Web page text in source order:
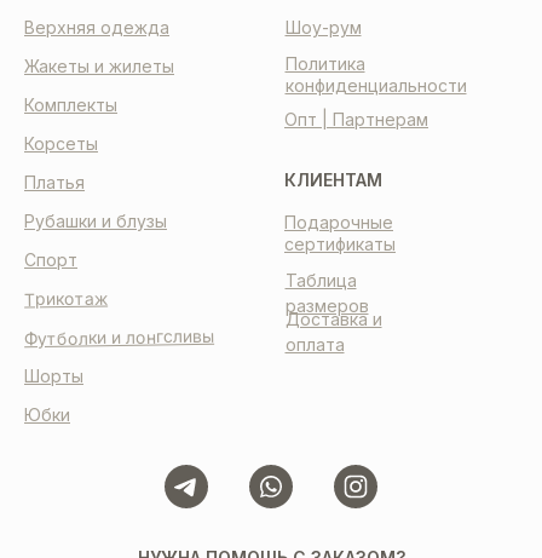
КЛИЕНТАМ
Таблица
размеров
Доставка и
оплата
Подарочные
сертификаты
Шоу-рум
Политика
конфиденциальности
Опт | Партнерам
Корсеты
Платья
Комплекты
Шорты
Спорт
Рубашки и блузы
Жакеты и жилеты
Трикотаж
Футболки и лонгсливы
Верхняя одежда
Юбки